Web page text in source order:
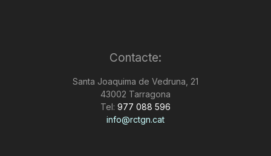
Contacte:
Santa Joaquima de Vedruna, 21
43002 Tarragona
Tel: 977 088 596
info@rctgn.cat